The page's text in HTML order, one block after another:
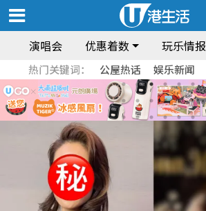
演唱会 优惠着数 玩乐情报
热门关键词： 公屋热话 娱乐新闻